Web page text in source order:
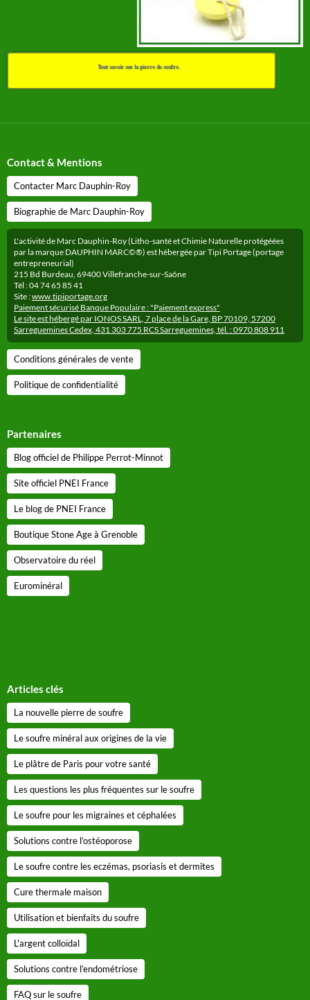
Tout savoir sur la pierre de soufre.
Contact & Mentions
Contacter Marc Dauphin-Roy
Biographie de Marc Dauphin-Roy
L'activité de Marc Dauphin-Roy (Litho-santé et Chimie Naturelle protégéées
par la marque DAUPHIN MARC©®) est hébergée par Tipi Portage (portage
entrepreneurial)
215 Bd Burdeau, 69400 Villefranche-sur-Saône
Tél : 04 74 65 85 41
Site :www.tipiportage.org
Paiement sécurisé Banque Populaire : "Paiement express"
Le site est hébergé par IONOS SARL, 7 place de la Gare, BP 70109, 57200
Sarreguemines Cedex, 431 303 775 RCS Sarreguemines, tél. : 0970 808 911
Conditions générales de vente
Politique de confidentialité
Partenaires
Blog officiel de Philippe Perrot-Minnot
Site officiel PNEI France
Le blog de PNEI France
Boutique Stone Age à Grenoble
Observatoire du réel
Eurominéral
Articles clés
La nouvelle pierre de soufre
Le soufre minéral aux origines de la vie
Le plâtre de Paris pour votre santé
Les questions les plus fréquentes sur le soufre
Le soufre pour les migraines et céphalées
Solutions contre l’ostéoporose
Le soufre contre les eczémas, psoriasis et dermites
Cure thermale maison
Utilisation et bienfaits du soufre
L'argent colloïdal
Solutions contre l’endométriose
FAQ sur le soufre